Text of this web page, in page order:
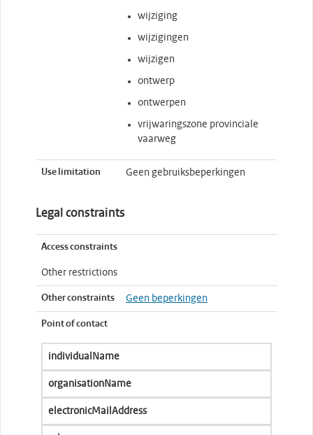
wijziging
wijzigingen
wijzigen
ontwerp
ontwerpen
vrijwaringszone provinciale
vaarweg
Use limitation Geen gebruiksbeperkingen
Legal constraints
Access constraints
Other restrictions
Other constraints Geen beperkingen
Point of contact
individualName
organisationName
electronicMailAddress